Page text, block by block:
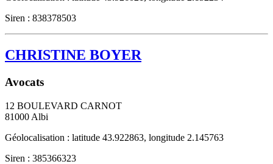
Siren : 838378503
CHRISTINE BOYER
Avocats
12 BOULEVARD CARNOT
81000 Albi
Géolocalisation : latitude 43.922863, longitude 2.145763
Siren : 385366323